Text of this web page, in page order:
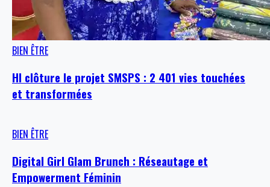
BIEN ÊTRE
HI clôture le projet SMSPS : 2 401 vies touchées
et transformées
BIEN ÊTRE
Digital Girl Glam Brunch : Réseautage et
Empowerment Féminin